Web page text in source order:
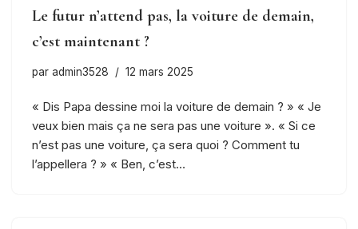
Le futur n’attend pas, la voiture de demain,
c’est maintenant ?
par admin3528 12 mars 2025
« Dis Papa dessine moi la voiture de demain ? » « Je
veux bien mais ça ne sera pas une voiture ». « Si ce
n’est pas une voiture, ça sera quoi ? Comment tu
l’appellera ? » « Ben, c’est…